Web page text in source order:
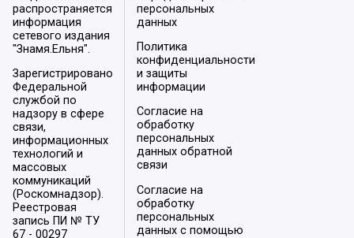
распространяется
информация
сетевого издания
"Знамя.Ельня".
Зарегистрировано
Федеральной
службой по
надзору в сфере
связи,
информационных
технологий и
массовых
коммуникаций
(Роскомнадзор).
Реестровая
запись ПИ № ТУ
67 - 00297
персональных
данных
Политика
конфиденциальности
и защиты
информации
Согласие на
обработку
персональных
данных обратной
связи
Согласие на
обработку
персональных
данных с помощью